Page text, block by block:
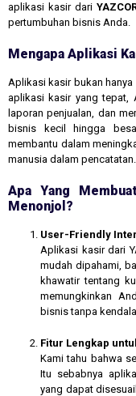
aplikasi kasir dari
pertumbuhan bisnis Anda.
Mengapa Aplikasi
Aplikasi kasir bukan
aplikasi kasir yang tepat,
laporan penjualan, dan
bisnis kecil hingga
membantu dalam
manusia dalam pencatatan.
Apa Yang
Menonjol?
User-Friendly
Aplikasi kasir dari
mudah dipahami,
khawatir tentang
memungkinkan
bisnis tanpa
Fitur Lengkap
Kami tahu bahwa
Itu sebabnya
yang dapat